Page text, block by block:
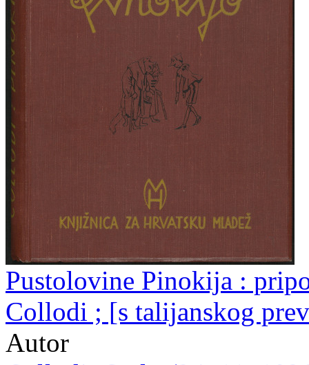
Pustolovine Pinokija :
Collodi ; [s talijanskog
Autor